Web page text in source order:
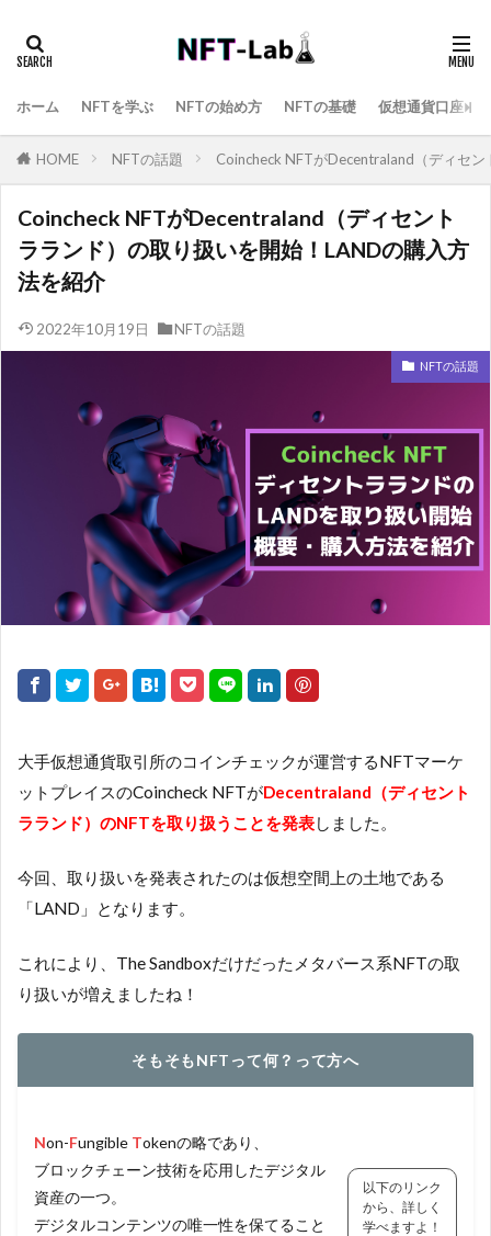
ホーム NFTを学ぶ NFTの始め方 NFTの基礎 仮想通貨口座
HOME NFTの話題 Coincheck NFTがDecentraland（ディセ
Coincheck NFTがDecentraland（ディセント
ラランド）の取り扱いを開始！LANDの購入方
法を紹介
2022年10月19日 NFTの話題
NFTの話題
大手仮想通貨取引所のコインチェックが運営するNFTマーケ
ットプレイスのCoincheck NFTがDecentraland（ディセント
ラランド）のNFTを取り扱うことを発表しました。
今回、取り扱いを発表されたのは仮想空間上の土地である
「LAND」となります。
これにより、The Sandboxだけだったメタバース系NFTの取
り扱いが増えましたね！
そもそもNFTって何？って方へ
Non-Fungible Tokenの略であり、
ブロックチェーン技術を応用したデジタル
資産の一つ。
デジタルコンテンツの唯一性を保てること
以下のリンク
から、詳しく
学べますよ！